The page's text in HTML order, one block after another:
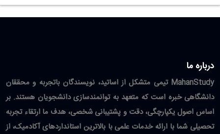
درباره ما
MahanStudy تیمی متشکل از اساتید، نویسندگان باتجربه و محققان
دانشگاهی خبره است که متعهد به توانمندسازی دانشجویان هستند. بر
اساس اصول یکپارچگی، دقت و پشتیبانی شخصی، هدف ما ارتقاء تجربه
تحصیلی شما با ارائه خدمات علمی با بالاترین استانداردهای آکادمیک، از